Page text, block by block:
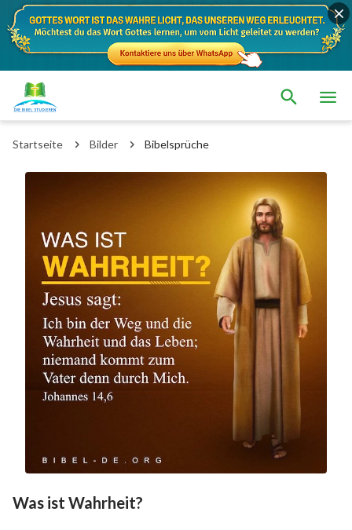
Startseite Bilder Bibelsprüche
Was ist Wahrheit?